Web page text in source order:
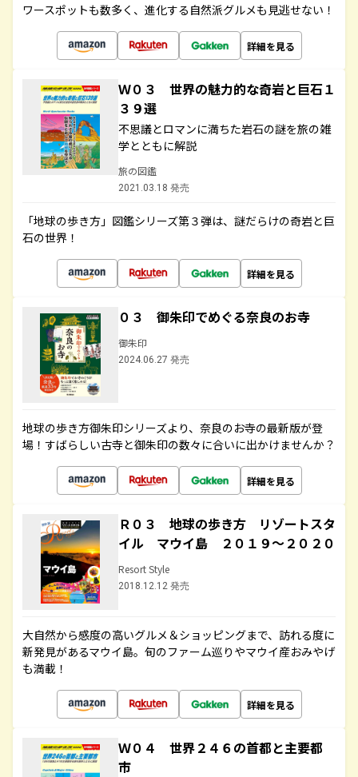
ワースポットも数多く、進化する自然派グルメも見逃せない！
詳細を見る
Ｗ０３ 世界の魅力的な奇岩と巨石１
３９選
不思議とロマンに満ちた岩石の謎を旅の雑
学とともに解説
旅の図鑑
2021.03.18 発売
「地球の歩き方」図鑑シリーズ第３弾は、謎だらけの奇岩と巨
石の世界！
詳細を見る
０３ 御朱印でめぐる奈良のお寺
御朱印
2024.06.27 発売
地球の歩き方御朱印シリーズより、奈良のお寺の最新版が登
場！すばらしい古寺と御朱印の数々に合いに出かけませんか？
詳細を見る
Ｒ０３ 地球の歩き方 リゾートスタ
イル マウイ島 ２０１９～２０２０
Resort Style
2018.12.12 発売
大自然から感度の高いグルメ＆ショッピングまで、訪れる度に
新発見があるマウイ島。旬のファーム巡りやマウイ産おみやげ
も満載！
詳細を見る
Ｗ０４ 世界２４６の首都と主要都
市